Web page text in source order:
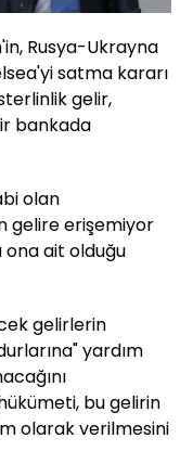
Rusya-Ukrayna
satma kararı
gelir,
bankada
olan
gelire erişemiyor
ait olduğu
gelirlerin
yardım
bu gelirin
olarak verilmesini